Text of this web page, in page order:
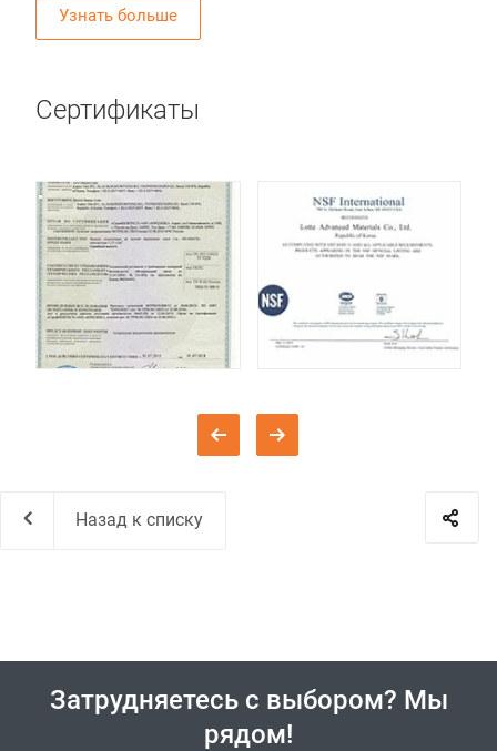
Узнать больше
Сертификаты
Назад к списку
Затрудняетесь с выбором? Мы
рядом!